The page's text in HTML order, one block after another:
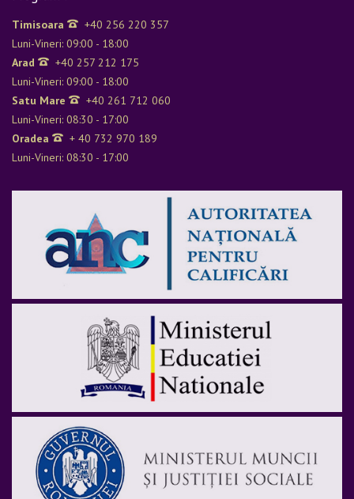
Timisoara
+40 256 220 357
Luni-Vineri: 09:00 - 18:00
Arad
+40 257 212 175
Luni-Vineri: 09:00 - 18:00
Satu Mare
+40 261 712 060
Luni-Vineri: 08:30 - 17:00
Oradea
+ 40 732 970 189
Luni-Vineri: 08:30 - 17:00